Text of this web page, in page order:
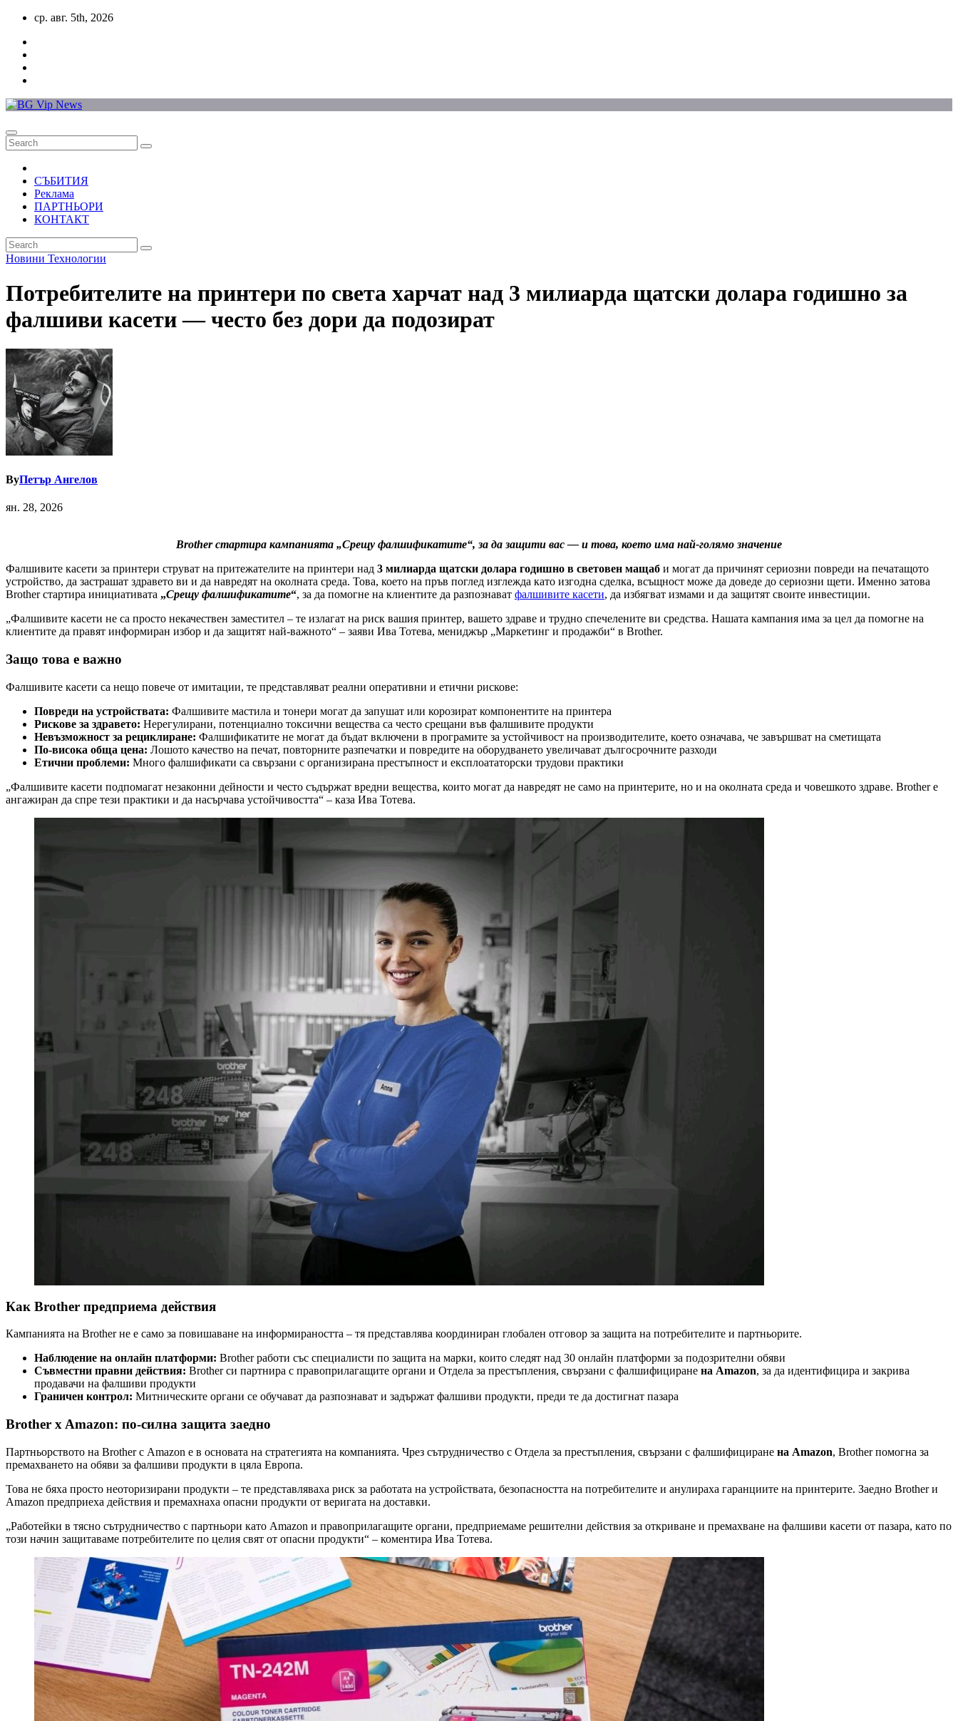
Skip
content
ср. авг. 5th, 2026
СЪБИТИЯ
Реклама
ПАРТНЬОРИ
КОНТАКТ
Новини Технологии
Потребителите на принтери по света харчат над 3 милиарда щатски долара годишно за
фалшиви касети — често без дори да подозират
ByПетър Ангелов
ян. 28, 2026
Brother стартира кампанията „Срещу фалшификатите“, за да защити вас — и това, което има най-голямо значение
Фалшивите касети за принтери струват на притежателите на принтери над 3 милиарда щатски долара годишно в световен мащаб и могат да причинят сериозни повреди на печатащото
устройство, да застрашат здравето ви и да навредят на околната среда. Това, което на пръв поглед изглежда като изгодна сделка, всъщност може да доведе до сериозни щети. Именно затова
Brother стартира инициативата „Срещу фалшификатите“, за да помогне на клиентите да разпознават фалшивите касети, да избягват измами и да защитят своите инвестиции.
„Фалшивите касети не са просто некачествен заместител – те излагат на риск вашия принтер, вашето здраве и трудно спечелените ви средства. Нашата кампания има за цел да помогне на
клиентите да правят информиран избор и да защитят най-важното“ – заяви Ива Тотева, мениджър „Маркетинг и продажби“ в Brother.
Защо това е важно
Фалшивите касети са нещо повече от имитации, те представляват реални оперативни и етични рискове:
Повреди на устройствата: Фалшивите мастила и тонери могат да запушат или корозират компонентите на принтера
Рискове за здравето: Нерегулирани, потенциално токсични вещества са често срещани във фалшивите продукти
Невъзможност за рециклиране: Фалшификатите не могат да бъдат включени в програмите за устойчивост на производителите, което означава, че завършват на сметищата
По-висока обща цена: Лошото качество на печат, повторните разпечатки и повредите на оборудването увеличават дългосрочните разходи
Етични проблеми: Много фалшификати са свързани с организирана престъпност и експлоататорски трудови практики
„Фалшивите касети подпомагат незаконни дейности и често съдържат вредни вещества, които могат да навредят не само на принтерите, но и на околната среда и човешкото здраве. Brother е
ангажиран да спре тези практики и да насърчава устойчивостта“ – каза Ива Тотева.
Как Brother предприема действия
Кампанията на Brother не е само за повишаване на информираността – тя представлява координиран глобален отговор за защита на потребителите и партньорите.
Наблюдение на онлайн платформи: Brother работи със специалисти по защита на марки, които следят над 30 онлайн платформи за подозрителни обяви
Съвместни правни действия: Brother си партнира с правоприлагащите органи и Отдела за престъпления, свързани с фалшифициране на Amazon, за да идентифицира и закрива
продавачи на фалшиви продукти
Граничен контрол: Митническите органи се обучават да разпознават и задържат фалшиви продукти, преди те да достигнат пазара
Brother x Amazon: по-силна защита заедно
Партньорството на Brother с Amazon е в основата на стратегията на компанията. Чрез сътрудничество с Отдела за престъпления, свързани с фалшифициране на Amazon, Brother помогна за
премахването на обяви за фалшиви продукти в цяла Европа.
Това не бяха просто неоторизирани продукти – те представляваха риск за работата на устройствата, безопасността на потребителите и анулираха гаранциите на принтерите. Заедно Brother и
Amazon предприеха действия и премахнаха опасни продукти от веригата на доставки.
„Работейки в тясно сътрудничество с партньори като Amazon и правоприлагащите органи, предприемаме решителни действия за откриване и премахване на фалшиви касети от пазара, като по
този начин защитаваме потребителите по целия свят от опасни продукти“ – коментира Ива Тотева.